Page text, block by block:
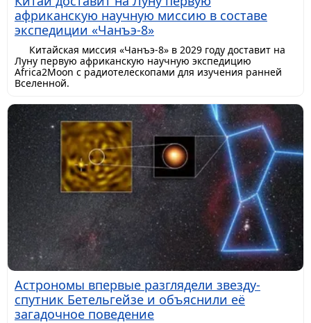
африканскую научную миссию в составе
экспедиции «Чанъэ-8»
Китайская миссия «Чанъэ-8» в 2029 году доставит на
Луну первую африканскую научную экспедицию
Africa2Moon с радиотелескопами для изучения ранней
Вселенной.
Астрономы впервые разглядели звезду-
спутник Бетельгейзе и объяснили её
загадочное поведение